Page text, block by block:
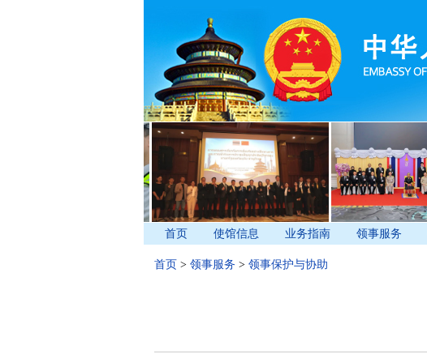
首页 使馆信息 业务指南 领事服务
首页 > 领事服务 > 领事保护与协助